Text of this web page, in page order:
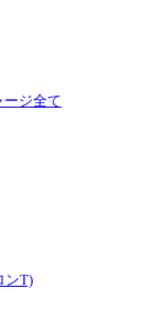
ジ全て
ンT)